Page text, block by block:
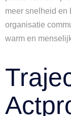
meer snelheid en
organisatie
warm en